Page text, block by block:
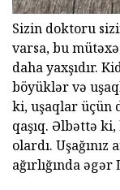
Sizin doktoru
varsa, bu
daha yaxşıdır.
böyüklər və
ki, uşaqlar üçün
qaşıq. Əlbəttə
olardı.
ağırlığında